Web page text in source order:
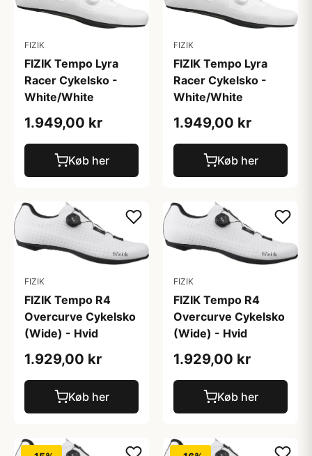
FIZIK
FIZIK Tempo Lyra
Racer Cykelsko -
White/White
1.949,00 kr
Køb her
FIZIK
FIZIK Tempo Lyra
Racer Cykelsko -
White/White
1.949,00 kr
Køb her
FIZIK
FIZIK Tempo R4
Overcurve Cykelsko
(Wide) - Hvid
1.929,00 kr
Køb her
FIZIK
FIZIK Tempo R4
Overcurve Cykelsko
(Wide) - Hvid
1.929,00 kr
Køb her